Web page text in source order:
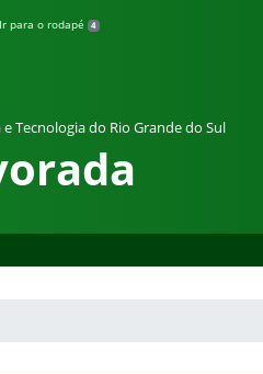
Ir para o rodapé 4
Tecnologia do Rio Grande do Sul